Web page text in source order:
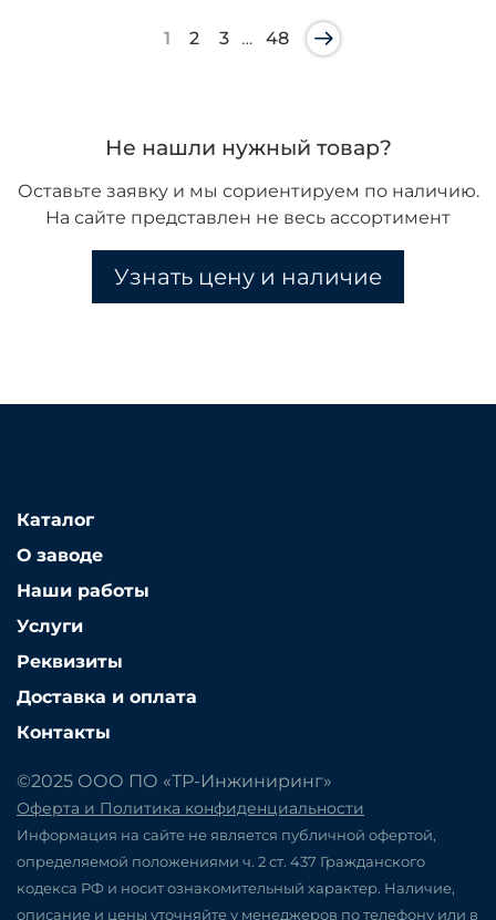
1 2 3 … 48
Не нашли нужный товар?
Оставьте заявку и мы сориентируем по наличию.
На сайте представлен не весь ассортимент
Узнать цену и наличие
Каталог
О заводе
Наши работы
Услуги
Реквизиты
Доставка и оплата
Контакты
©2025 ООО ПО «ТР-Инжиниринг»
Оферта и Политика конфиденциальности
Информация на сайте не является публичной офертой,
определяемой положениями ч. 2 ст. 437 Гражданского
кодекса РФ и носит ознакомительный характер. Наличие,
описание и цены уточняйте у менеджеров по телефону или в